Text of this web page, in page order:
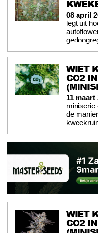
08 april
legt uit
WIET
CO2
11 maart
miniserie
de
WIET
CO2